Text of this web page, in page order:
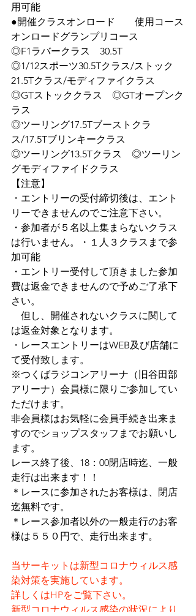
用可能
●開催クラスオンロード　　使用コース
オンロードグランプリコース
◎F1ラバークラス　30.5T
◎1/12スポーツ30.5Tクラス/ストック
21.5Tクラス/モディファイクラス
◎GTストッククラス　◎GTオープンク
ラス
◎ツーリング17.5Tブーストクラ
ス/17.5Tブリンキークラス
◎ツーリング13.5Tクラス　◎ツーリン
グモディファイドクラス
【注意】
・エントリーの受付締切後は、エント
リーできませんのでご注意下さい。
・参加者が５名以上集まらないクラス
は行いません。・１人３クラスまで参
加可能
・エントリー受付して頂きました参加
費は返金できませんので予めご了承下
さい。
但し、開催されないクラスに関して
は返金対象となります。
・レースエントリーはWEB及び店舗に
て受付致します。
※つくばラジコンアリーナ（旧谷田部
アリーナ）会員様に限りご参加してい
ただけます。
非会員様はお気軽に会員手続き出来ま
すのでショップスタッフまでお願いし
ます。
レース終了後、18：00閉店時迄、一般
走行は出来ます！！
＊レースに参加されたお客様は、閉店
迄無料です。
＊レース参加者以外の一般走行のお客
様は５５０円で、走行出来ます。
当サーキットは新型コロナウィルス感
染対策を実施しています。
詳しくはHPをご覧下さい。
新型コロナウィルス感染の状況により